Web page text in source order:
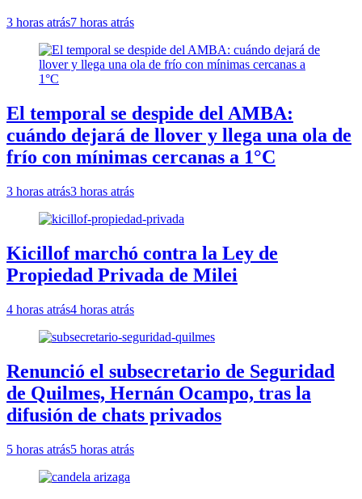
3 horas atrás7 horas atrás
El temporal se despide del AMBA:
cuándo dejará de llover y llega una ola de
frío con mínimas cercanas a 1°C
3 horas atrás3 horas atrás
Kicillof marchó contra la Ley de
Propiedad Privada de Milei
4 horas atrás4 horas atrás
Renunció el subsecretario de Seguridad
de Quilmes, Hernán Ocampo, tras la
difusión de chats privados
5 horas atrás5 horas atrás